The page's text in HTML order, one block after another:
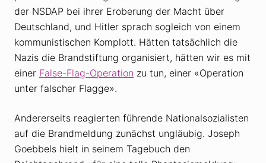
der NSDAP bei ihrer Eroberung der Macht über
Deutschland, und Hitler sprach sogleich von einem
kommunistischen Komplott. Hätten tatsächlich die
Nazis die Brandstiftung organisiert, hätten wir es mit
einer False-Flag-Operation zu tun, einer «Operation
unter falscher Flagge».
Andererseits reagierten führende Nationalsozialisten
auf die Brandmeldung zunächst ungläubig. Joseph
Goebbels hielt in seinem Tagebuch den